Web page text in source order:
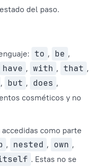
del paso.
to , be ,
have , with , that ,
, but , does ,
cosméticos y no
como parte
, nested , own ,
. Estas no se